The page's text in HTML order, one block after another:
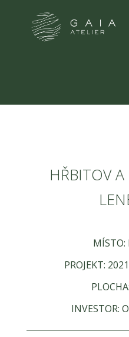
HŘBITOV A
MÍSTO:
PROJEKT:
INVESTOR: